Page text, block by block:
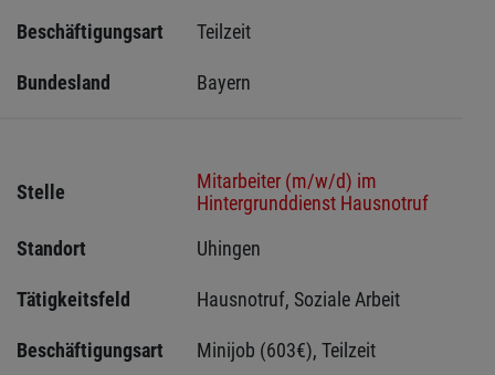
Beschäftigungsart Teilzeit
Bundesland Bayern
Stelle
Mitarbeiter (m/w/d) im
Hintergrunddienst Hausnotruf
Standort
Uhingen
Tätigkeitsfeld Hausnotruf, Soziale Arbeit
Beschäftigungsart Minijob (603€), Teilzeit